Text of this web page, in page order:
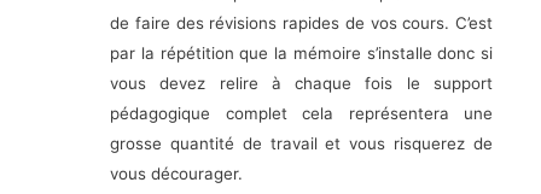
de faire des révisions rapides de vos cours. C’est
par la répétition que la mémoire s’installe donc si
vous devez relire à chaque fois le support
pédagogique complet cela représentera une
grosse quantité de travail et vous risquerez de
vous décourager.